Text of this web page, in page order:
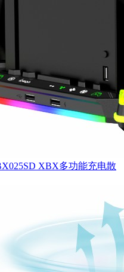
XBX多功能充电散